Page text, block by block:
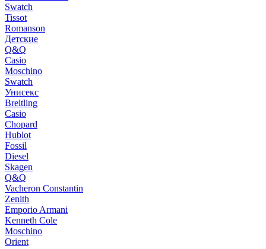
Swatch
Tissot
Romanson
Детские
Q&Q
Casio
Moschino
Swatch
Унисекс
Breitling
Casio
Chopard
Hublot
Fossil
Diesel
Skagen
Q&Q
Vacheron Constantin
Zenith
Emporio Armani
Kenneth Cole
Moschino
Orient